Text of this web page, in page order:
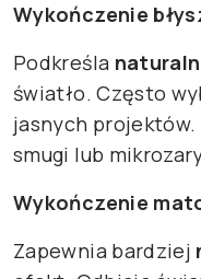
Wykończenie
Podkreśla
światło. Często
jasnych
smugi lub
Wykończenie
Zapewnia bardziej